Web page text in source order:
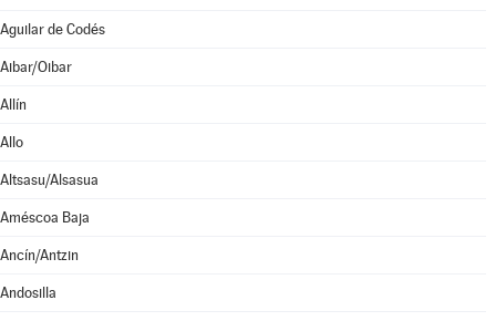
Aguilar de Codés
Aibar/Oibar
Allín
Allo
Altsasu/Alsasua
Améscoa Baja
Ancín/Antzin
Andosilla